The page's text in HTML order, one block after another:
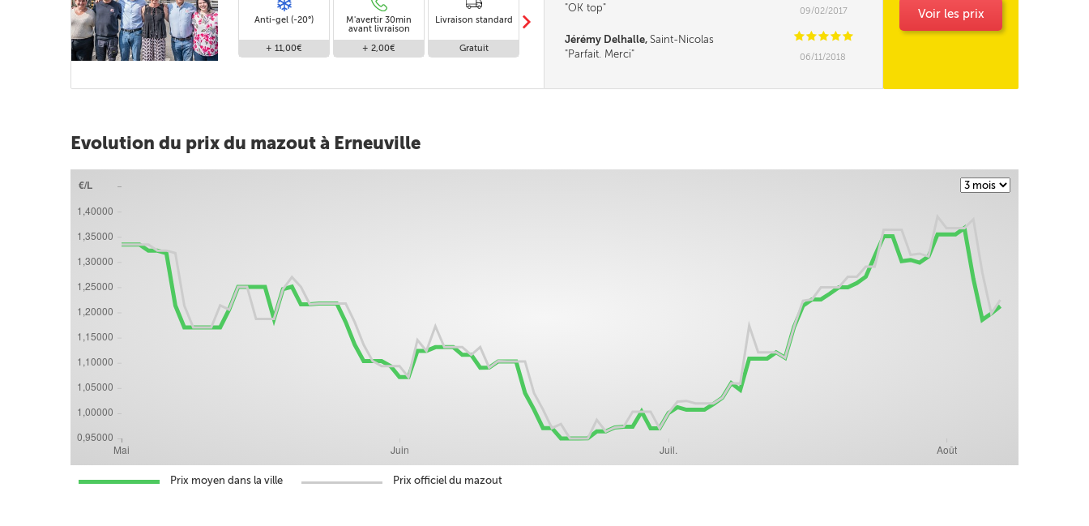
Anti-gel (-20°)
+ 11,00€
M'avertir 30min
avant livraison
+ 2,00€
Livraison standard
Gratuit
Gratuit
m
OK top
09/02/2017
Jérémy Delhalle, Saint-Nicolas CCCCC
Parfait. Merci
06/11/2018
Voir les prix
Evolution du prix du mazout à Erneuville
Prix moyen dans la ville Prix officiel du mazout